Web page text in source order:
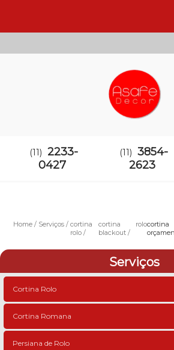
(11) 2233-
0427
(11) 3854-
2623
Home Serviços
cortina
rolo
cortina rolo
blackout
Serviços
Cortina Rolo
Cortina Romana
Persiana de Rolo